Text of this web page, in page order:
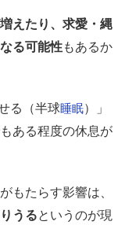
えたり、求愛・縄
る可能性もあるか
る（半球睡眠）」
ある程度の休息が
もたらす影響は、
うるというのが現